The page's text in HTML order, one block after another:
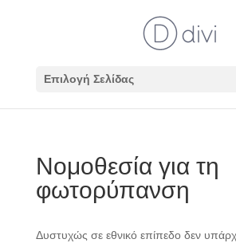
Επιλογή Σελίδας
Νομοθεσία για τη
φωτορύπανση
Δυστυχώς σε εθνικό επίπεδο δεν